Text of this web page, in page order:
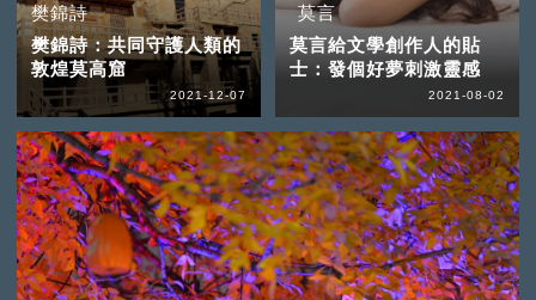
樊錦詩
樊錦詩：共同守護人類的
敦煌莫高窟
2021-12-07
莫言
莫言給文學創作人的貼
士：發個好夢刺激靈感
2021-08-02